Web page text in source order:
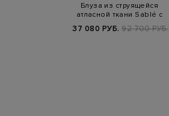
Блуза из струящейся
атласной ткани Sablé с
37 080 РУБ. 92 700 РУБ.